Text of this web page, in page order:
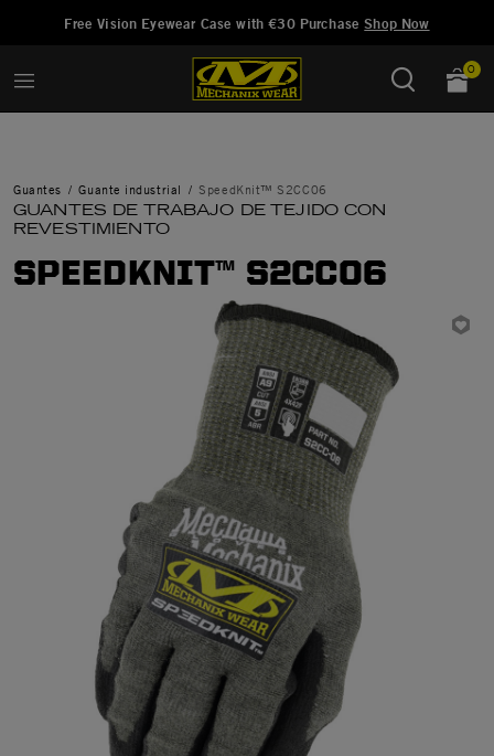
Free Vision Eyewear Case with €30 PurchaseShop Now
0
Guantes Guante industrial SpeedKnit™ S2CC06
GUANTES DE TRABAJO DE TEJIDO CON
REVESTIMIENTO
SPEEDKNIT™ S2CC06
Añadido a Gestionar Lista de Deseos